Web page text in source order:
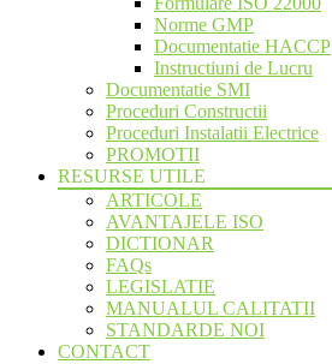
Norme GMP
Documentatie HACCP
Instructiuni de Lucru
Documentatie SMI
Proceduri Constructii
Proceduri Instalatii Electrice
PROMOTII
RESURSE UTILE
ARTICOLE
AVANTAJELE ISO
DICTIONAR
FAQs
LEGISLATIE
MANUALUL CALITATII
STANDARDE NOI
CONTACT